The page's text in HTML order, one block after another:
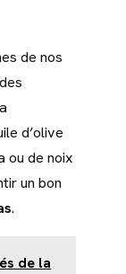
de nos
d’olive
ou de noix
un bon
.
de la